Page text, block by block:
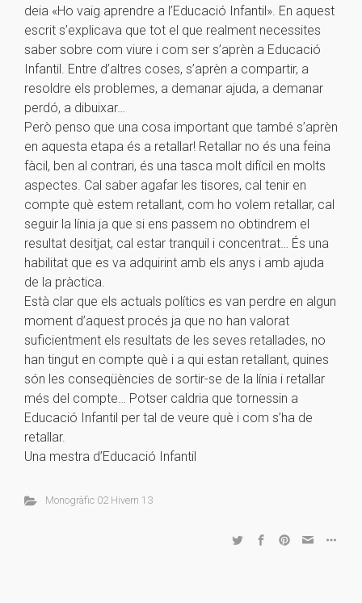
deia «Ho vaig aprendre a l’Educació Infantil». En aquest
escrit s’explicava que tot el que realment necessites
saber sobre com viure i com ser s’aprèn a Educació
Infantil. Entre d’altres coses, s’aprèn a compartir, a
resoldre els problemes, a demanar ajuda, a demanar
perdó, a dibuixar…
Però penso que una cosa important que també s’aprèn
en aquesta etapa és a retallar! Retallar no és una feina
fàcil, ben al contrari, és una tasca molt difícil en molts
aspectes. Cal saber agafar les tisores, cal tenir en
compte què estem retallant, com ho volem retallar, cal
seguir la línia ja que si ens passem no obtindrem el
resultat desitjat, cal estar tranquil i concentrat… És una
habilitat que es va adquirint amb els anys i amb ajuda
de la pràctica.
Està clar que els actuals polítics es van perdre en algun
moment d’aquest procés ja que no han valorat
suficientment els resultats de les seves retallades, no
han tingut en compte què i a qui estan retallant, quines
són les conseqüències de sortir-se de la línia i retallar
més del compte… Potser caldria que tornessin a
Educació Infantil per tal de veure què i com s’ha de
retallar.
Una mestra d’Educació Infantil
Monogràfic 02 Hivern 13